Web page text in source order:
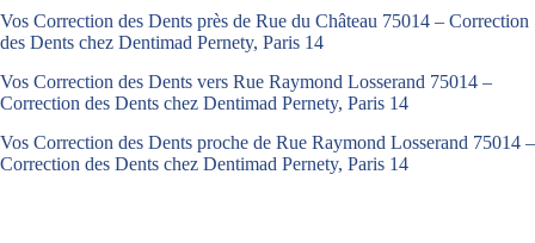
Vos Correction des Dents près de Rue du Château 75014 – Correction
des Dents chez Dentimad Pernety, Paris 14
Vos Correction des Dents vers Rue Raymond Losserand 75014 –
Correction des Dents chez Dentimad Pernety, Paris 14
Vos Correction des Dents proche de Rue Raymond Losserand 75014 –
Correction des Dents chez Dentimad Pernety, Paris 14